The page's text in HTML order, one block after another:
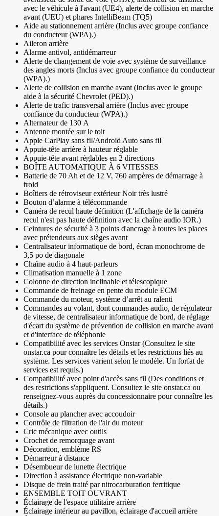
avec le véhicule à l'avant (UE4), alerte de collision en marche
avant (UEU) et phares IntelliBeam (TQ5)
Aide au stationnement arrière (Inclus avec groupe confiance
du conducteur (WPA).)
Aileron arrière
Alarme antivol, antidémarreur
Alerte de changement de voie avec système de surveillance
des angles morts (Inclus avec groupe confiance du conducteur
(WPA).)
Alerte de collision en marche avant (Inclus avec le groupe
aide à la sécurité Chevrolet (PED).)
Alerte de trafic transversal arrière (Inclus avec groupe
confiance du conducteur (WPA).)
Alternateur de 130 A
Antenne montée sur le toit
Apple CarPlay sans fil/Android Auto sans fil
Appuie-tête arrière à hauteur réglable
Appuie-tête avant réglables en 2 directions
BOÎTE AUTOMATIQUE À 6 VITESSES
Batterie de 70 Ah et de 12 V, 760 ampères de démarrage à
froid
Boîtiers de rétroviseur extérieur Noir très lustré
Bouton d’alarme à télécommande
Caméra de recul haute définition (L'affichage de la caméra
recul n'est pas haute définition avec la chaîne audio IOR.)
Ceintures de sécurité à 3 points d'ancrage à toutes les places
avec prétendeurs aux sièges avant
Centralisateur informatique de bord, écran monochrome de
3,5 po de diagonale
Chaîne audio à 4 haut-parleurs
Climatisation manuelle à 1 zone
Colonne de direction inclinable et télescopique
Commande de freinage en pente du module ECM
Commande du moteur, système d’arrêt au ralenti
Commandes au volant, dont commandes audio, de régulateur
de vitesse, de centralisateur informatique de bord, de réglage
d'écart du système de prévention de collision en marche avant
et d'interface de téléphonie
Compatibilité avec les services Onstar (Consultez le site
onstar.ca pour connaître les détails et les restrictions liés au
système. Les services varient selon le modèle. Un forfat de
services est requis.)
Compatibilité avec point d'accès sans fil (Des conditions et
des restrictions s'appliquent. Consultez le site onstar.ca ou
renseignez-vous auprès du concessionnaire pour connaître les
détails.)
Console au plancher avec accoudoir
Contrôle de filtration de l'air du moteur
Cric mécanique avec outils
Crochet de remorquage avant
Décoration, emblème RS
Démarreur à distance
Désembueur de lunette électrique
Direction à assistance électrique non-variable
Disque de frein traité par nitrocarburation ferritique
ENSEMBLE TOIT OUVRANT
Éclairage de l'espace utilitaire arrière
Éclairage intérieur au pavillon, éclairage d'accueil arrière